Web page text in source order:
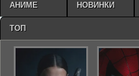
АНИМЕ НОВИНКИ
ТОП